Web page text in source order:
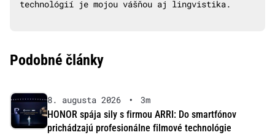
technológií je mojou vášňou aj lingvistika.
Podobné články
8. augusta 2026 •
3m
HONOR spája sily s firmou ARRI: Do smartfónov
prichádzajú profesionálne filmové technológie